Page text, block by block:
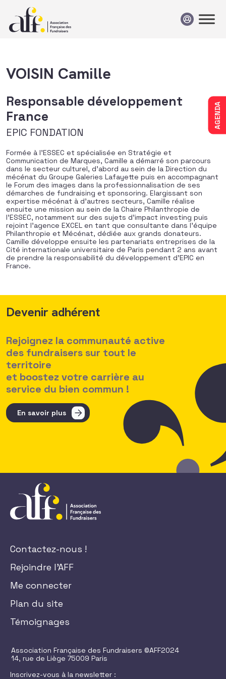
AGENDA
VOISIN Camille
Responsable développement
France
EPIC FONDATION
Formée à l’ESSEC et spécialisée en Stratégie et
Communication de Marques, Camille a démarré son parcours
dans le secteur culturel, d’abord au sein de la Direction du
mécénat du Groupe Galeries Lafayette puis en accompagnant
le Forum des images dans la professionnalisation de ses
démarches de fundraising et sponsoring. Elargissant son
expertise mécénat à d’autres secteurs, Camille réalise
ensuite une mission au sein de la Chaire Philanthropie de
l’ESSEC, notamment sur des sujets d’impact investing puis
rejoint l’agence EXCEL en tant que consultante dans l’équipe
Philanthropie et Mécénat, dédiée aux grands donateurs.
Camille développe ensuite les partenariats entreprises de la
Cité internationale universitaire de Paris pendant 2 ans avant
de prendre la responsabilité du développement d’EPIC en
France.
Devenir adhérent
Rejoignez la communauté active
des fundraisers sur tout le
territoire
et boostez votre carrière au
service du bien commun !
En savoir plus
Contactez-nous !
Rejoindre l'AFF
Me connecter
Plan du site
Témoignages
Association Française des Fundraisers ©AFF2024
14, rue de Liège 75009 Paris
Inscrivez-vous à la newsletter :